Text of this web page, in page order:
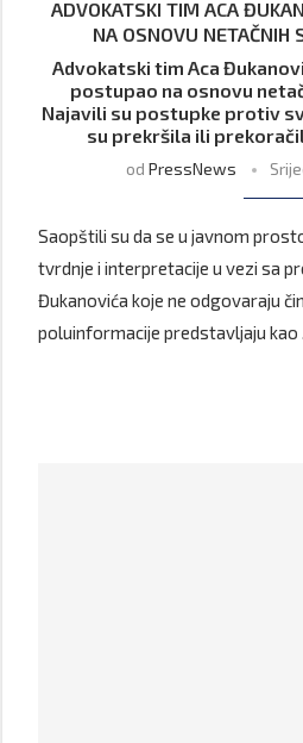
ADVOKATSKI TIM ACA
NA OSNOVU NETAČNIH
Advokatski tim Aca
postupao na osnovu
Najavili su postupke protiv
su prekršila ili
od PressNews
Saopštili su da se u javnom
tvrdnje i interpretacije u vezi sa
Đukanovića koje ne odgovaraju
poluinformacije predstavljaju